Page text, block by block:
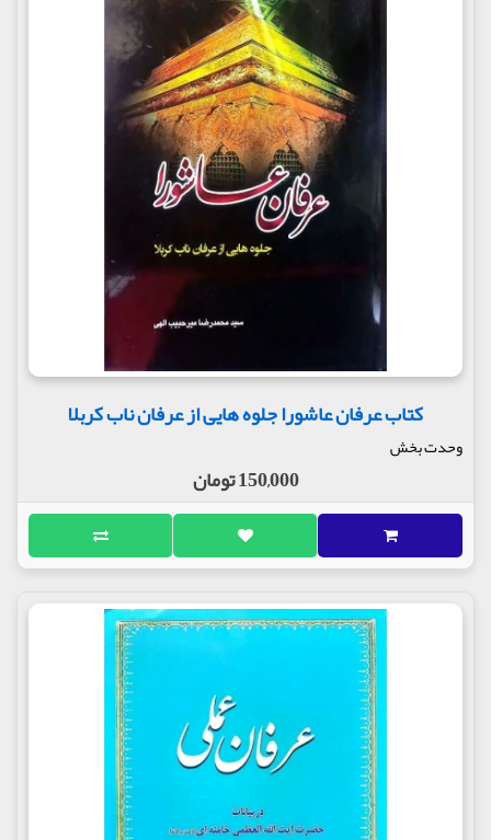
کتاب عرفان عاشورا جلوه هایی از عرفان ناب کربلا
وحدت بخش
150,000 تومان